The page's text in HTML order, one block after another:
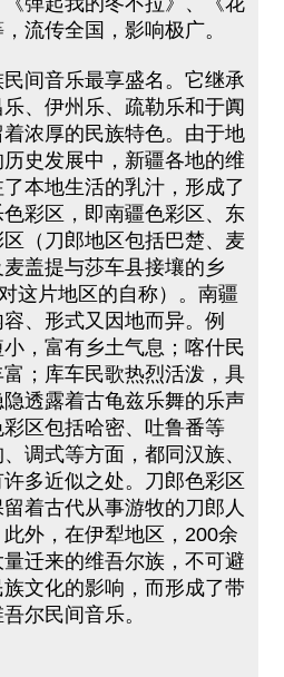
流传全国，影响极广。
间音乐最享盛名。它继承
、伊州乐、疏勒乐和于阗
浓厚的民族特色。由于地
史发展中，新疆各地的维
本地生活的乳汁，形成了
彩区，即南疆色彩区、东
（刀郎地区包括巴楚、麦
盖提与莎车县接壤的乡
这片地区的自称）。南疆
、形式又因地而异。例
，富有乡土气息；喀什民
；库车民歌热烈活泼，具
透露着古龟兹乐舞的乐声
区包括哈密、吐鲁番等
调式等方面，都同汉族、
多近似之处。刀郎色彩区
着古代从事游牧的刀郎人
外，在伊犁地区，200余
迁来的维吾尔族，不可避
文化的影响，而形成了带
尔民间音乐。